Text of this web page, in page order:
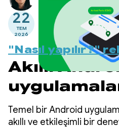
22
TEM
2026
"Nasıl yapılır?"
Akıllı
oluşturma:
Temel bir Android
akıllı ve etkileşimli bir